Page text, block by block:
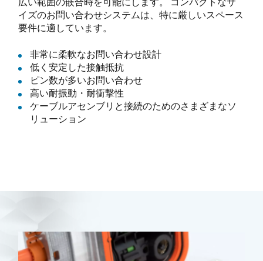
広い範囲の嵌合時を可能にします。 コンパクトなサ
イズのお問い合わせシステムは、特に厳しいスペース
要件に適しています。
非常に柔軟なお問い合わせ設計
低く安定した接触抵抗
ピン数が多いお問い合わせ
高い耐振動・耐衝撃性
ケーブルアセンブリと接続のためのさまざまなソ
リューション